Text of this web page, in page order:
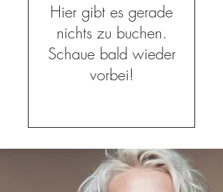
Hier gibt es gerade
nichts zu buchen.
Schaue bald wieder
vorbei!